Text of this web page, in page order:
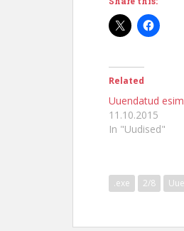
Related
Uuendatud
11.10.2015
In "Uudised"
.exe 2/8